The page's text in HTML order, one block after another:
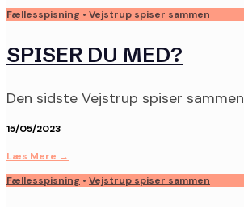
Fællesspisning • Vejstrup spiser sammen
SPISER DU MED?
Den sidste Vejstrup spiser sammen
15/05/2023
Læs Mere →
Fællesspisning • Vejstrup spiser sammen